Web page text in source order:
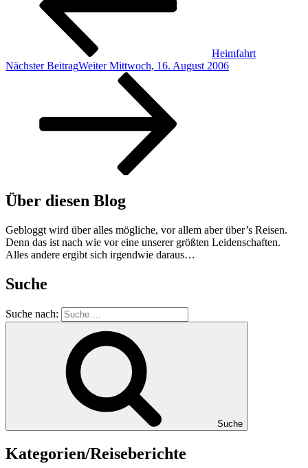
Heimfahrt
Nächster BeitragWeiter Mittwoch, 16. August 2006
Über diesen Blog
Gebloggt wird über alles mögliche, vor allem aber über’s Reisen.
Denn das ist nach wie vor eine unserer größten Leidenschaften.
Alles andere ergibt sich irgendwie daraus…
Suche
Suche nach:
Suche
Kategorien/Reiseberichte